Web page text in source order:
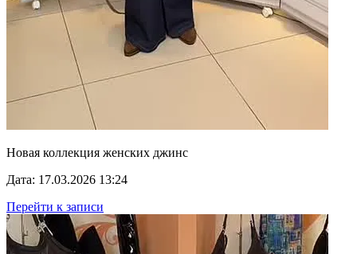
Новая коллекция женских джинс
Дата: 17.03.2026 13:24
Перейти к записи